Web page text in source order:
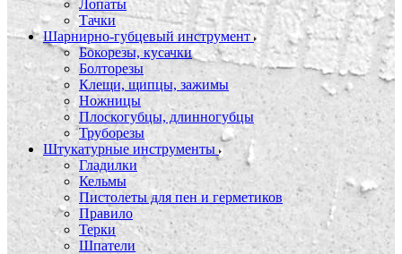
Лопаты
Тачки
Шарнирно-губцевый инструмент
Бокорезы, кусачки
Болторезы
Клещи, щипцы, зажимы
Ножницы
Плоскогубцы, длинногубцы
Труборезы
Штукатурные инструменты
Гладилки
Кельмы
Пистолеты для пен и герметиков
Правило
Терки
Шпатели